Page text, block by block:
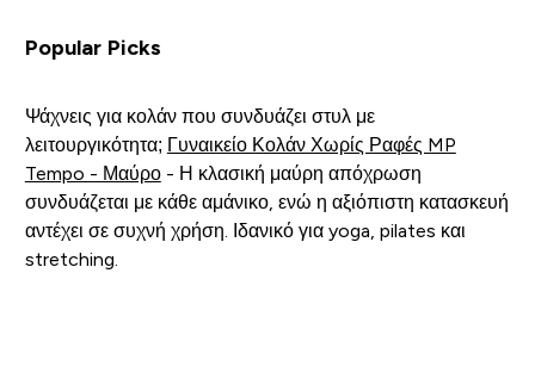
Popular Picks
Ψάχνεις για κολάν που συνδυάζει στυλ με
λειτουργικότητα; Γυναικείο Κολάν Χωρίς Ραφές MP
Tempo - Μαύρο- Η κλασική μαύρη απόχρωση
συνδυάζεται με κάθε αμάνικο, ενώ η αξιόπιστη κατασκευή
αντέχει σε συχνή χρήση. Ιδανικό για yoga, pilates και
stretching.